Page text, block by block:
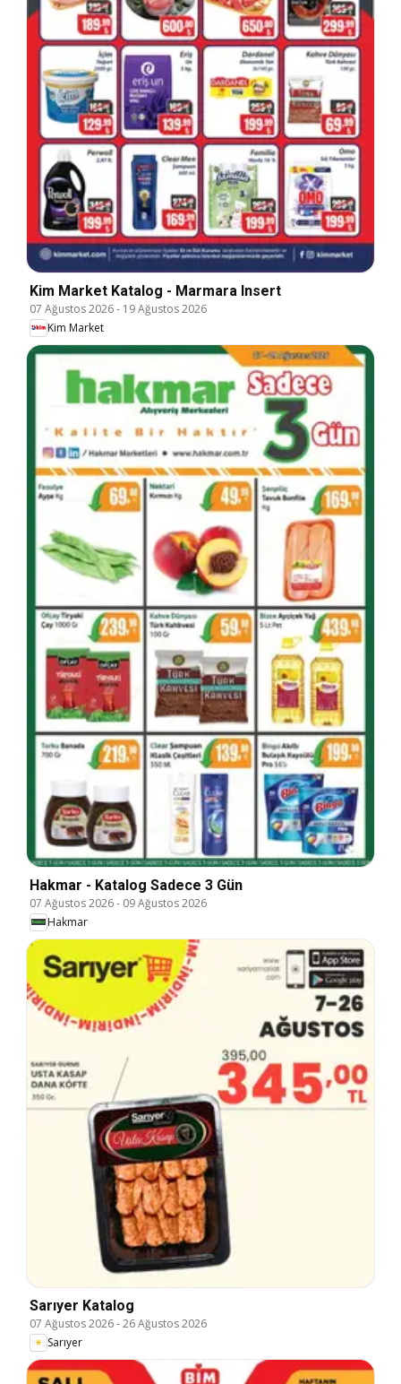
Kim Market Katalog - Marmara Insert
07 Ağustos 2026- 19 Ağustos 2026
Kim Market
Hakmar - Katalog Sadece 3 Gün
07 Ağustos 2026- 09 Ağustos 2026
Hakmar
Sarıyer Katalog
07 Ağustos 2026-26 Ağustos 2026
Sarıyer